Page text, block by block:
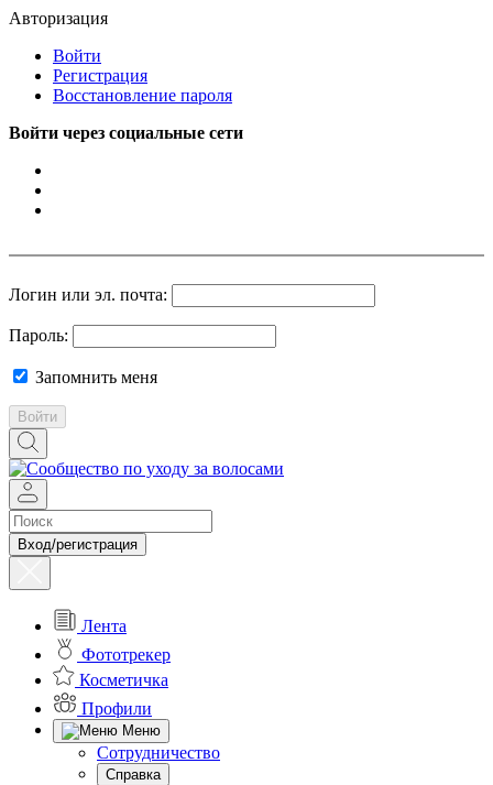
Авторизация
Войти
Регистрация
Восстановление пароля
Войти через социальные сети
Логин или эл. почта:
Пароль:
Запомнить меня
Войти
Вход/регистрация
Лента
Фототрекер
Косметичка
Профили
Меню
Сотрудничество
Справка